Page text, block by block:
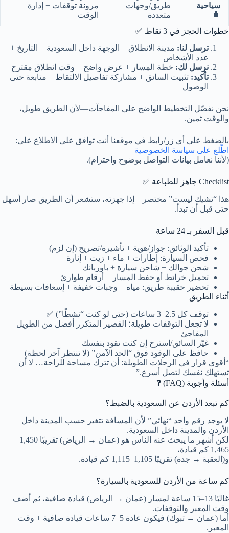
سياحية
🧳
طريق/وجهات
متعددة
مرونة توقفات + إدارة
الوقت
خطوات الحجز في 3 نقاط ✅
ترسل لنا: مدينة الانطلاق + الوجهة داخل السعودية + التاريخ +
عدد الأشخاص
نرسل لك: خطة المسار + عرض واضح + وقت انطلاق مقترح
تأكيد: تثبيت السائق + مشاركة تفاصيل الالتقاط + متابعة حتى
الوصول
نحن نفضّل التخطيط الواضح على المفاجآت—لأن الطريق طويل،
والوقت ثمين.
بالضغط على أي زر/رابط في موقعنا أنت توافق على الاطلاع على:
اطّلع على سياسة الخصوصية
(لأننا نعامل بيانات التواصل بوضوح واحترام).
Checklist جاهز للطباعة ✅
هذا “تشيك ليست” مختصر—إذا جهزته، ستشعر أن الطريق صار أسهل
حتى قبل أن تبدأ.
قبل السفر بـ 24 ساعة
تأكيد الوثائق: جواز/هوية + تأشيرة/تصريح (إن لزم)
فحص السيارة: إطارات + ماء + زيت + إنارة
شحن جوالك + شاحن سيارة + باوربانك
تحميل خرائط أو حفظ المسار + أرقام طوارئ
تحضير حقيبة طريق: مياه + وجبات خفيفة + إسعافات بسيطة
أثناء الطريق
توقف كل 2.5–3 ساعات (حتى لو كنت “نشطًا”) ✅
لا تجعل التوقفات طويلة؛ القصير المتكرر أفضل من الطويل
المفاجئ
غيّر السائق/استرح إن كنت تقود بنفسك
حافظ على الوقود فوق “الحد الآمن” (لا تنتظر آخر لحظة)
“أقوى قرار في الرحلات الطويلة: أن تترك مساحة للراحة… لا أن
تستهلك نفسك لتصل أسرع.”
أسئلة وأجوبة (FAQ) ❓
كم تبعد الأردن عن السعودية بالضبط؟
لا يوجد رقم واحد “نهائي” لأن المسافة تتغير حسب المدينة داخل
الأردن والمدينة داخل السعودية.
لكن أشهر ما يبحث عنه الناس هو (عمان → الرياض) تقريبًا 1,450–
1,465 كم قيادة،
و(العقبة → جدة) تقريبًا 1,105–1,115 كم قيادة.
كم ساعة من الأردن للسعودية بالسيارة؟
غالبًا 13–15 ساعة لمسار (عمان → الرياض) قيادة صافية، ثم أضف
وقت المعبر والتوقفات.
أما (عمان → تبوك) فيكون عادة 5–7 ساعات قيادة صافية + وقت
المعبر.